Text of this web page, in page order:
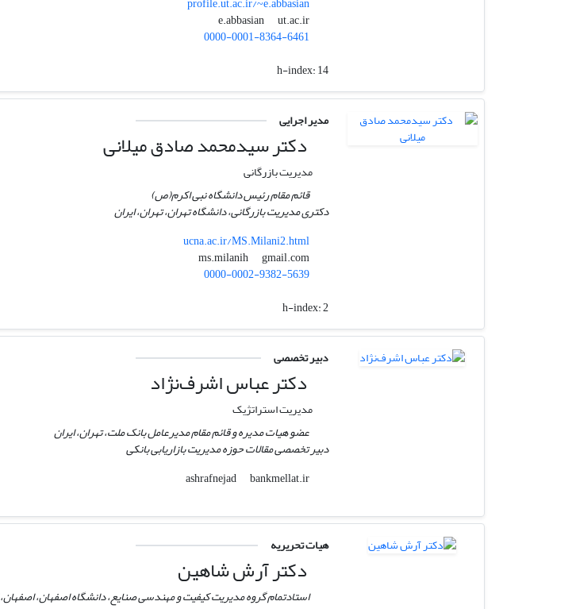
ut.ac.ir
0000-0001-8364-6461
h-index:14
مدیر اجرایی
دکتر سیدمحمد صادق میلانی
مدیریت بازرگانی
قائم مقام رئیس دانشگاه نبی اکرم(ص)
دکتری مدیریت بازرگانی، دانشگاه تهران، تهران، ایران
ucna.ac.ir/MS.Milani2.html
gmail.com
0000-0002-9382-5639
h-index:2
دبیر تخصصی
دکتر عباس اشرف‌نژاد
مدیریت استراتژیک
عضو هیات مدیره و قائم مقام مدیرعامل بانک ملت، تهران، ایران
دبیر تخصصی مقالات حوزه مدیریت بازاریابی بانکی
bankmellat.ir
هیات تحریریه
دکتر آرش شاهین
استادتمام گروه مدیریت کیفیت و مهندسی صنایع، دانشگاه اصفهان، اصفهان،